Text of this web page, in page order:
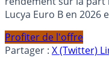
Lucya Euro B en 2026
Profiter de l'offre
Partager : X (Twitter)